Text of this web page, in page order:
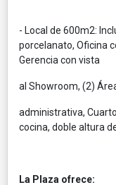
- Local de 600m2:
porcelanato, Oficina
Gerencia con vista
al Showroom, (2)
administrativa,
cocina, doble altura
La Plaza ofrece: